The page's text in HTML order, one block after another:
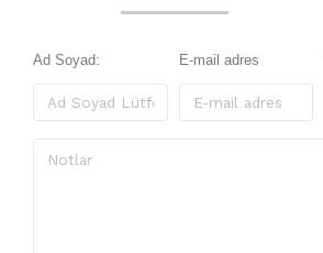
Ad Soyad: E-mail adres